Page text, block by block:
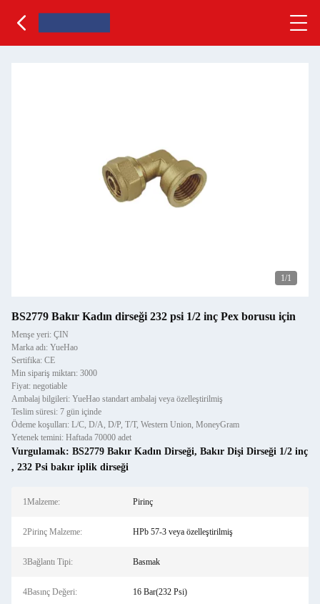
1/1
BS2779 Bakır Kadın dirseği 232 psi 1/2 inç Pex borusu için
Menşe yeri: ÇIN
Marka adı: YueHao
Sertifika: CE
Min sipariş miktarı: 3000
Fiyat: negotiable
Ambalaj bilgileri: YueHao standart ambalaj veya özelleştirilmiş
Teslim süresi: 7 gün içinde
Ödeme koşulları: L/C, D/A, D/P, T/T, Western Union, MoneyGram
Yetenek temini: Haftada 70000 adet
Vurgulamak: BS2779 Bakır Kadın Dirseği, Bakır Dişi Dirseği 1/2 inç
, 232 Psi bakır iplik dirseği
1Malzeme: Pirinç
2Pirinç Malzeme: HPb 57-3 veya özelleştirilmiş
3Bağlantı Tipi: Basmak
4Basınç Değeri: 16 Bar(232 Psi)